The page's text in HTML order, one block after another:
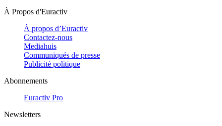
À Propos d'Euractiv
À propos d’Euractiv
Contactez-nous
Mediahuis
Communiqués de presse
Publicité politique
Abonnements
Euractiv Pro
Newsletters